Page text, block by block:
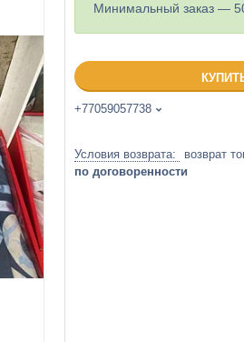
Минимальный заказ —
+77059057738
возврат
по договоренности